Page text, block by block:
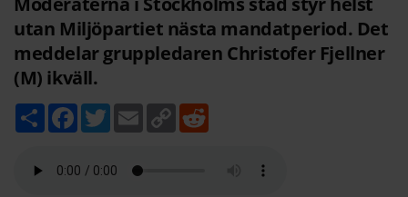
utan Miljöpartiet nästa mandatperiod. Det
meddelar gruppledaren Christofer Fjellner
(M) ikväll.
D
e
F
b
T
w
t
E
m
C
o